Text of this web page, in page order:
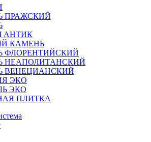
ПРАЖСКИЙ
АНТИК
КАМЕНЬ
ФЛОРЕНТИЙСКИЙ
НЕАПОЛИТАНСКИЙ
ВЕНЕЦИАНСКИЙ
ЭКО
ЭКО
ПЛИТКА